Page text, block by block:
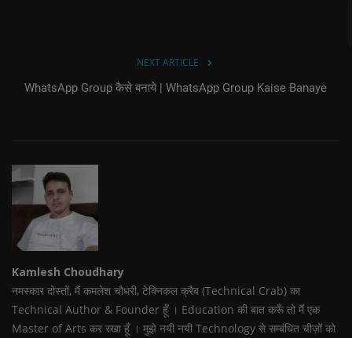
NEXT ARTICLE
WhatsApp Group कैसे बनाये | WhatsApp Group Kaise Banaye
Kamlesh Choudhary
नमस्कार दोस्तों, मैं कमलेश चौधरी, टेक्निकल क्रैब (Technical Crab) का
Technical Author & Founder हूँ । Education की बात करूँ तो मैं एक
Master of Arts कर रखा हूँ । मुझे नयी नयी Technology से सम्बंधित चीज़ों को